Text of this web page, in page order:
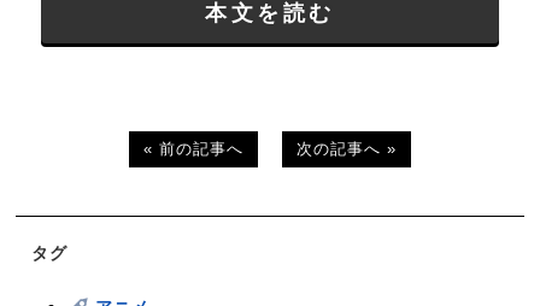
本文を読む
« 前の記事へ 次の記事へ »
タグ